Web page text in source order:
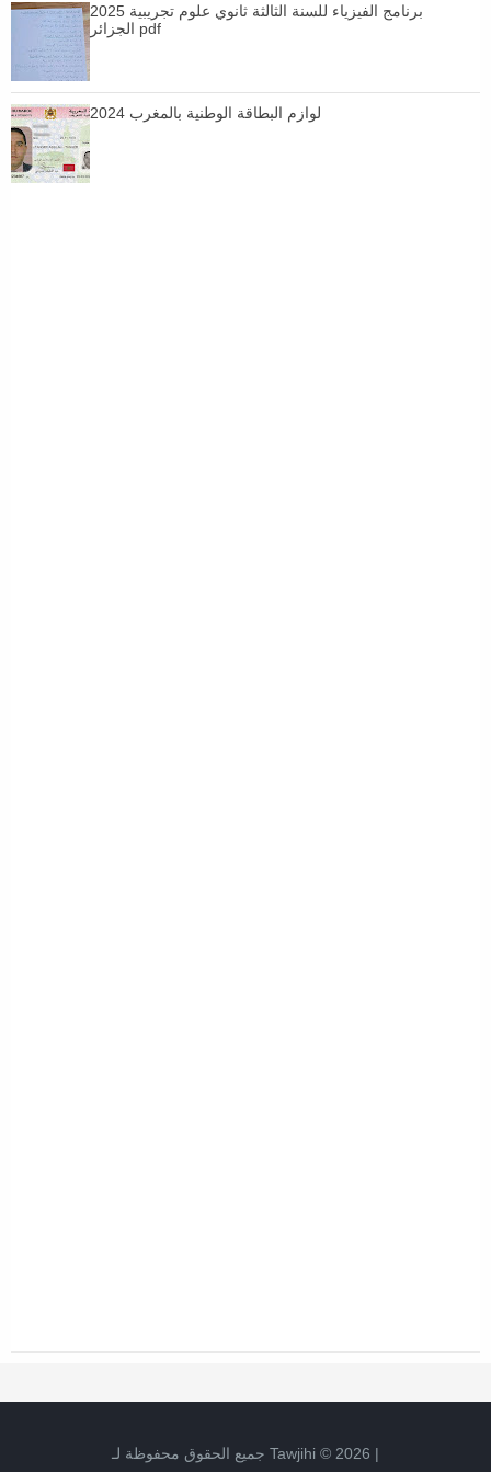
برنامج الفيزياء للسنة الثالثة ثانوي علوم تجريبية 2025
الجزائر pdf
لوازم البطاقة الوطنية بالمغرب 2024
Tawjihi © 2026 |